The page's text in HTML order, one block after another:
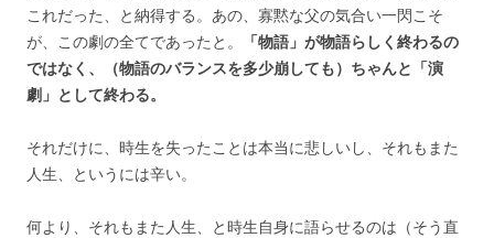
これだった、と納得する。あの、寡黙な父の気合い一閃こそ
が、この劇の全てであったと。
「物語」が物語らしく終わるの
ではなく、（物語のバランスを多少崩しても）ちゃんと「演
劇」として終わる。
それだけに、時生を失ったことは本当に悲しいし、それもまた
人生、というには辛い。
何より、それもまた人生、と時生自身に語らせるのは（そう直